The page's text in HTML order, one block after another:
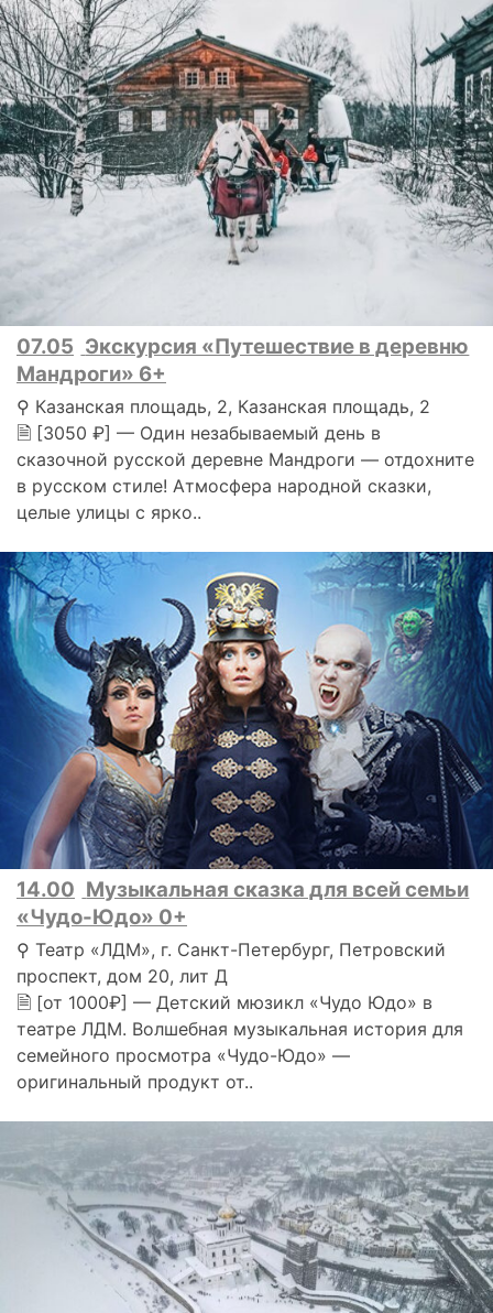
07.05 Экскурсия «Путешествие в деревню
Мандроги» 6+
⚲ Казанская площадь, 2, Казанская площадь, 2
🗎 [3050 ₽] — Один незабываемый день в
сказочной русской деревне Мандроги — отдохните
в русском стиле! Атмосфера народной сказки,
целые улицы с ярко..
14.00 Музыкальная сказка для всей семьи
«Чудо-Юдо» 0+
⚲ Театр «ЛДМ», г. Санкт-Петербург, Петровский
проспект, дом 20, лит Д
🗎 [от 1000₽] — Детский мюзикл «Чудо Юдо» в
театре ЛДМ. Волшебная музыкальная история для
семейного просмотра «Чудо-Юдо» —
оригинальный продукт от..